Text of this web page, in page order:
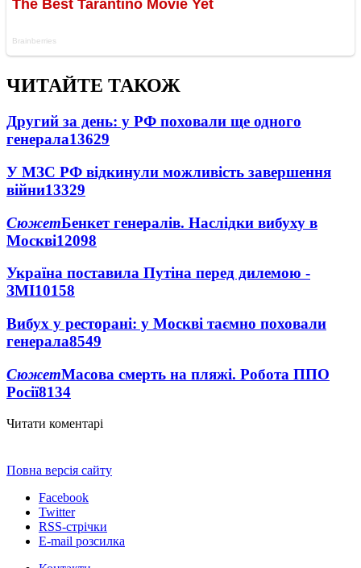
ЧИТАЙТЕ ТАКОЖ
Другий за день: у РФ поховали ще одного
генерала13629
У МЗС РФ відкинули можливість завершення
війни13329
СюжетБенкет генералів. Наслідки вибуху в
Москві12098
Україна поставила Путіна перед дилемою -
ЗМІ10158
Вибух у ресторані: у Москві таємно поховали
генерала8549
СюжетМасова смерть на пляжі. Робота ППО
Росії8134
Читати коментарі
Повна версія сайту
Facebook
Twitter
RSS-стрічки
E-mail розсилка